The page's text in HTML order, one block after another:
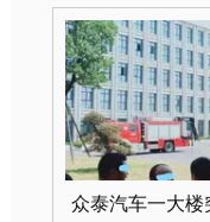
众泰汽车一大楼